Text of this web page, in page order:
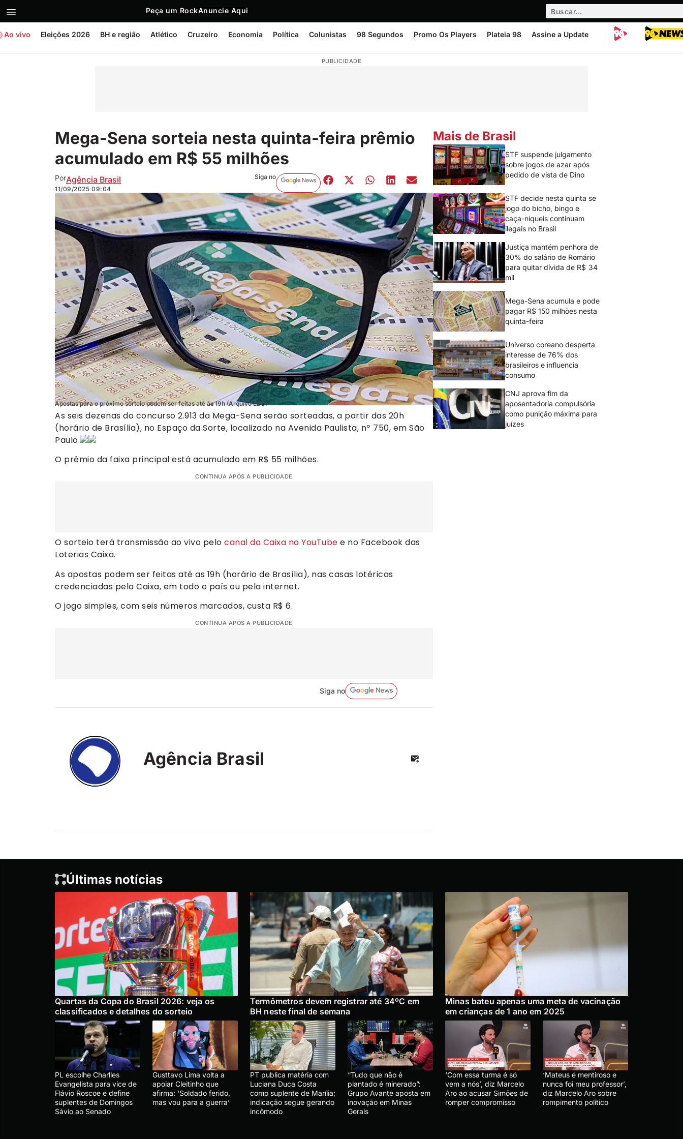
Peça um RockAnuncie Aqui
Ao vivo Eleições 2026 BH e região Atlético Cruzeiro Economia Política Colunistas 98 Segundos Promo Os Players Plateia 98 Assine a Update
PUBLICIDADE
Mega-Sena sorteia nesta quinta-feira prêmio
acumulado em R$ 55 milhões
PorAgência Brasil
11/09/2025 09:04
Siga no
Apostas para o próximo sorteio podem ser feitas até às 19h (Arquivo EBC)
As seis dezenas do concurso 2.913 da Mega-Sena serão sorteadas, a partir das 20h
(horário de Brasília), no Espaço da Sorte, localizado na Avenida Paulista, nº 750, em São
Paulo.
O prêmio da faixa principal está acumulado em R$ 55 milhões.
CONTINUA APÓS A PUBLICIDADE
O sorteio terá transmissão ao vivo pelo canal da Caixa no YouTube e no Facebook das
Loterias Caixa.
As apostas podem ser feitas até as 19h (horário de Brasília), nas casas lotéricas
credenciadas pela Caixa, em todo o país ou pela internet.
O jogo simples, com seis números marcados, custa R$ 6.
CONTINUA APÓS A PUBLICIDADE
Siga no
Agência Brasil
Mais de Brasil
STF suspende julgamento
sobre jogos de azar após
pedido de vista de Dino
STF decide nesta quinta se
jogo do bicho, bingo e
caça-níqueis continuam
ilegais no Brasil
Justiça mantém penhora de
30% do salário de Romário
para quitar dívida de R$ 34
mil
Mega-Sena acumula e pode
pagar R$ 150 milhões nesta
quinta-feira
Universo coreano desperta
interesse de 76% dos
brasileiros e influencia
consumo
CNJ aprova fim da
aposentadoria compulsória
como punição máxima para
juízes
Últimas notícias
Quartas da Copa do Brasil 2026: veja os
classificados e detalhes do sorteio
Termômetros devem registrar até 34ºC em
BH neste final de semana
Minas bateu apenas uma meta de vacinação
em crianças de 1 ano em 2025
PL escolhe Charlles
Evangelista para vice de
Flávio Roscoe e define
suplentes de Domingos
Sávio ao Senado
Gusttavo Lima volta a
apoiar Cleitinho que
afirma: ‘Soldado ferido,
mas vou para a guerra’
PT publica matéria com
Luciana Duca Costa
como suplente de Marília;
indicação segue gerando
incômodo
“Tudo que não é
plantado é minerado”:
Grupo Avante aposta em
inovação em Minas
Gerais
‘Com essa turma é só
vem a nós’, diz Marcelo
Aro ao acusar Simões de
romper compromisso
‘Mateus é mentiroso e
nunca foi meu professor’,
diz Marcelo Aro sobre
rompimento político